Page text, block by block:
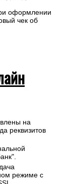
оформлении
чек об
на
реквизитов
режиме с